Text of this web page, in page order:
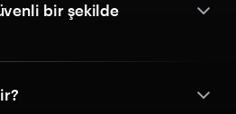
bir şekilde